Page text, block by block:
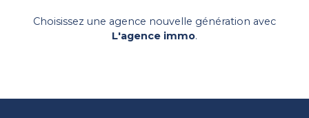
Choisissez une agence nouvelle génération avec
L'agence immo.